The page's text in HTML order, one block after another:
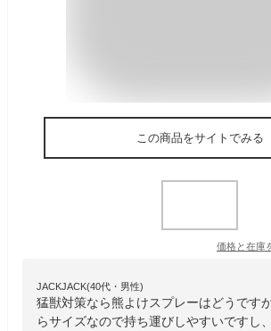
この商品をサイトでみる
価格と在庫
JACKJACK(40代・男性)
猛獣対策なら熊よけスプレーはどうです
らサイズなので持ち運びしやすいですし